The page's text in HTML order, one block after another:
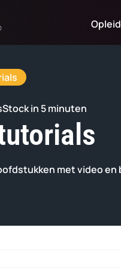
in 5 minuten
met video